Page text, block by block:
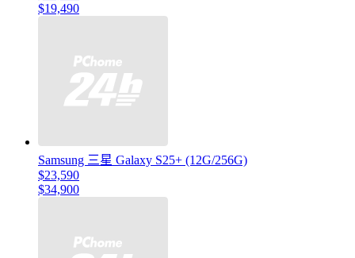
$19,490
Samsung 三星 Galaxy S25+ (12G/256G)
$23,590
$34,900